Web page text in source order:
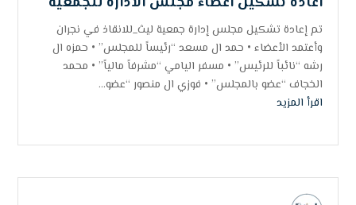
تم إعادة تشكيل مجلس إدارة جمعية ليث_للانقاذ في نجران
وأعتمد الأعضاء • حمد ال مسعد “رئيساً للمجلس” • حمزه ال
رشه “نائباً للرئيس” • مسفر اليامي “مشرفاً مالياً” • محمد
الخجاف “عضو بالمجلس” • فوزي ال منصور “عضو...
اقرأ المزيد